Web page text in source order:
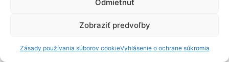
Odmietnuť
Zobraziť predvoľby
Zásady používania súborov cookieVyhlásenie o ochrane súkromia
© 2023-2026 Základná umelecká škola Banská Štiavnica